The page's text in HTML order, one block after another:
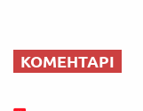
КОМЕНТАРІ